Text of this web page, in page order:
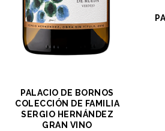
PALACIO DE BORNOS
COLECCIÓN DE FAMILIA
SERGIO HERNÁNDEZ
GRAN VINO